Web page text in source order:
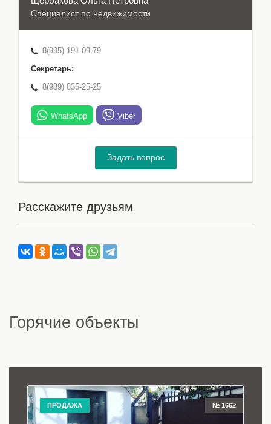
Специалист по недвижимости
8(995) 191-09-79
Секретарь:
8(989) 835-25-25
WhatsApp Viber
Задать вопрос
Расскажите друзьям
Горячие объекты
ПРОДАЖА № 1662